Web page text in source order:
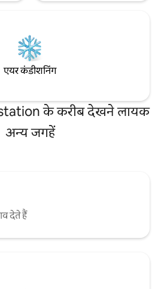
एयर कंडीशनिंग
के करीब देखने लायक
अन्य जगहें
देते हैं